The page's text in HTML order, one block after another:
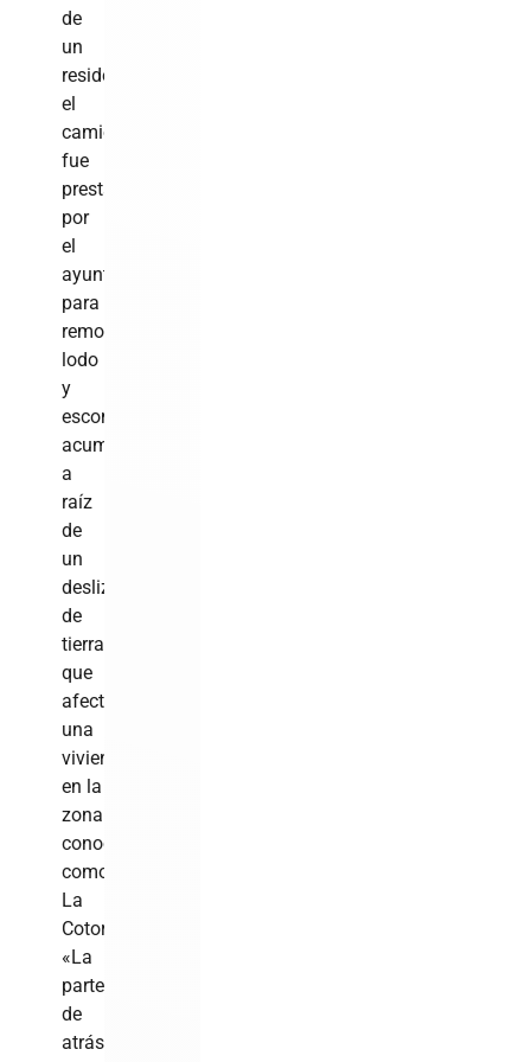
de
un
residente,
el
camión
fue
prestado
por
el
ayuntamiento
para
remover
lodo
y
escombros
acumulados
a
raíz
de
un
deslizamiento
de
tierra
que
afectó
una
vivienda
en la
zona
conocida
como
La
Cotorra.
«La
parte
de
atrás